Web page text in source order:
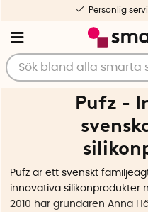
Personlig
Pufz -
Pufz är ett svenskt
innovativa silikonprodukter
2010 har grundaren Anna